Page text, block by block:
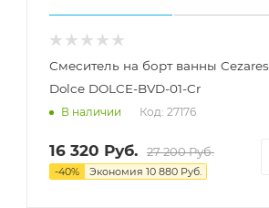
Смеситель на борт ванны Cezares
Dolce DOLCE-BVD-01-Cr
В наличии Код: 27176
16 320 Руб. 27 200Руб.
-40% Экономия 10 880 Руб.